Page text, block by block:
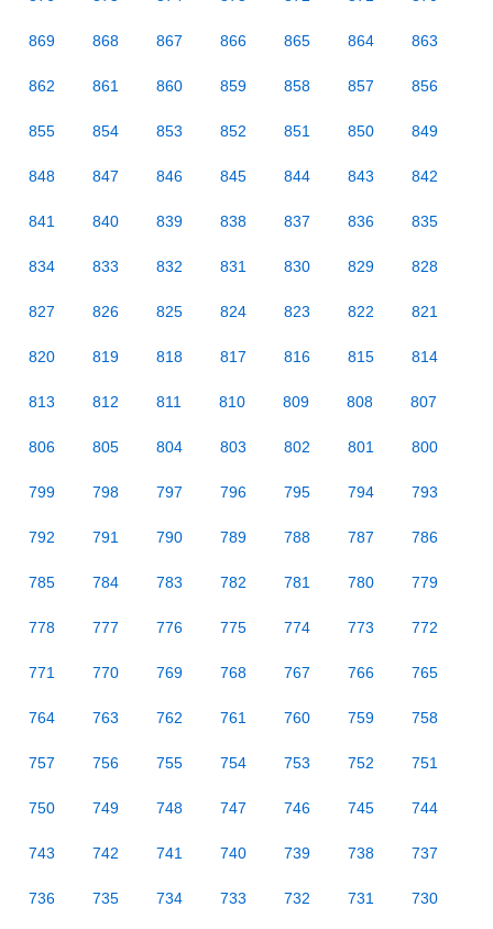
869 868 867 866 865 864 863
862 861 860 859 858 857 856
855 854 853 852 851 850 849
848 847 846 845 844 843 842
841 840 839 838 837 836 835
834 833 832 831 830 829 828
827 826 825 824 823 822 821
820 819 818 817 816 815 814
813 812 811 810 809 808 807
806 805 804 803 802 801 800
799 798 797 796 795 794 793
792 791 790 789 788 787 786
785 784 783 782 781 780 779
778 777 776 775 774 773 772
771 770 769 768 767 766 765
764 763 762 761 760 759 758
757 756 755 754 753 752 751
750 749 748 747 746 745 744
743 742 741 740 739 738 737
736 735 734 733 732 731 730